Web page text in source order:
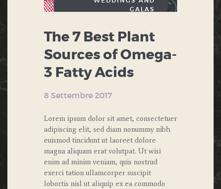
GALAS
The 7 Best Plant
Sources of Omega-
3 Fatty Acids
8 Settembre 2017
Lorem ipsum dolor sit amet, consectetuer
adipiscing elit, sed diam nonummy nibh
euismod tincidunt ut laoreet dolore
magna aliquam erat volutpat. Ut wisi
enim ad minim veniam, quis nostrud
exerci tation ullamcorper suscipit
lobortis nisl ut aliquip ex ea commodo